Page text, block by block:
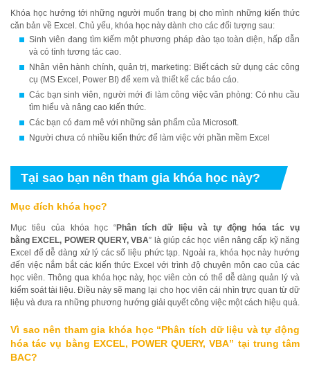
Khóa học hướng tới những người muốn trang bị cho mình những kiến thức
căn bản về Excel. Chủ yếu, khóa học này dành cho các đối tượng sau:
Sinh viên đang tìm kiếm một phương pháp đào tạo toàn diện, hấp dẫn
và có tính tương tác cao.
Nhân viên hành chính, quản trị, marketing: Biết cách sử dụng các công
cụ (MS Excel, Power BI) để xem và thiết kế các báo cáo.
Các bạn sinh viên, người mới đi làm công việc văn phòng: Có nhu cầu
tìm hiểu và nâng cao kiến thức.
Các bạn có đam mê với những sản phẩm của Microsoft.
Người chưa có nhiều kiến thức để làm việc với phần mềm Excel
Tại sao bạn nên tham gia khóa học này?
Mục đích khóa học?
Mục tiêu của khóa học “Phân tích dữ liệu và tự động hóa tác vụ
bằng EXCEL, POWER QUERY, VBA” là giúp các học viên nâng cấp kỹ năng
Excel để dễ dàng xử lý các số liệu phức tạp. Ngoài ra, khóa học này hướng
đến việc nắm bắt các kiến thức Excel với trình độ chuyên môn cao của các
học viên. Thông qua khóa học này, học viên còn có thể dễ dàng quản lý và
kiểm soát tài liệu. Điều này sẽ mang lại cho học viên cái nhìn trực quan từ dữ
liệu và đưa ra những phương hướng giải quyết công việc một cách hiệu quả.
Vì sao nên tham gia khóa học “Phân tích dữ liệu và tự động
hóa tác vụ bằng EXCEL, POWER QUERY, VBA” tại trung tâm
BAC?